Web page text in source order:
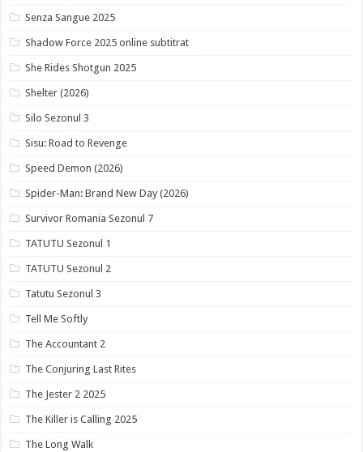
Senza Sangue 2025
Shadow Force 2025 online subtitrat
She Rides Shotgun 2025
Shelter (2026)
Silo Sezonul 3
Sisu: Road to Revenge
Speed Demon (2026)
Spider-Man: Brand New Day (2026)
Survivor Romania Sezonul 7
TATUTU Sezonul 1
TATUTU Sezonul 2
Tatutu Sezonul 3
Tell Me Softly
The Accountant 2
The Conjuring Last Rites
The Jester 2 2025
The Killer is Calling 2025
The Long Walk